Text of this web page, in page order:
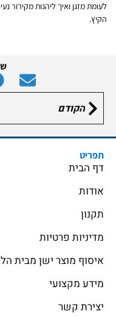
לעומת מזגן ואיך ליהנות מקירור
הקיץ.
הקודם
תפריט
דף הבית
אודות
תקנון
מדיניות פרטיות
איסוף מוצר ישן מבית
מידע מקצועי
יצירת קשר